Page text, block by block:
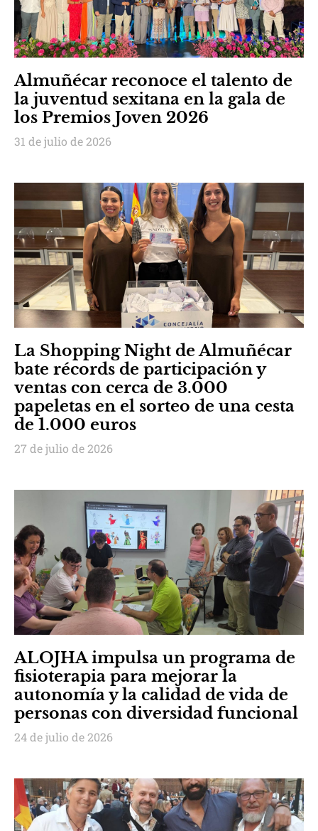
Almuñécar reconoce el talento de
la juventud sexitana en la gala de
los Premios Joven 2026
31 de julio de 2026
La Shopping Night de Almuñécar
bate récords de participación y
ventas con cerca de 3.000
papeletas en el sorteo de una cesta
de 1.000 euros
27 de julio de 2026
ALOJHA impulsa un programa de
fisioterapia para mejorar la
autonomía y la calidad de vida de
personas con diversidad funcional
24 de julio de 2026